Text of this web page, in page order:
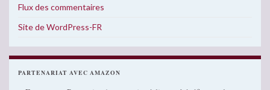
Flux des commentaires
Site de WordPress-FR
PARTENARIAT AVEC AMAZON